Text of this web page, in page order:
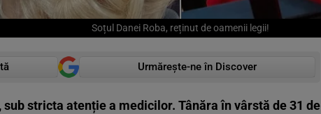
Soțul Danei Roba, reținut de oamenii legii!
Urmărește-ne în Discover
sub stricta atenție a medicilor. Tânăra în vârstă de 31 de